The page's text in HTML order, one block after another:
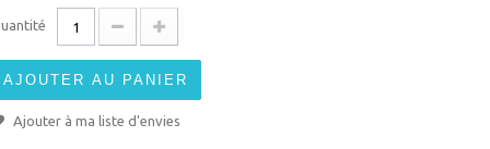
AJOUTER AU PANIER
Ajouter à ma liste d'envies